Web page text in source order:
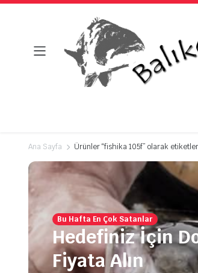
Ana Sayfa Ürünler “fishika 105f” olarak
Bu Hafta En Çok Satanlar
Hedefiniz İçin
Fiyata Alın